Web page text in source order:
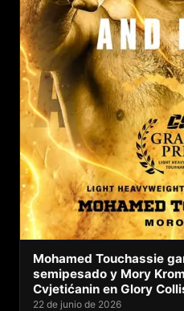
Mohamed Touchassie
semipesado y Mory
Cvjetićanin en Glory
22 de junio de 2026